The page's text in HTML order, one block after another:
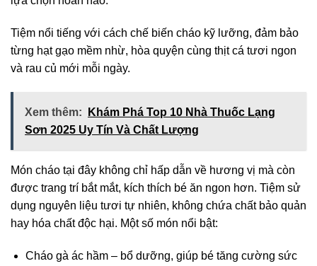
Tiệm nổi tiếng với cách chế biến cháo kỹ lưỡng, đảm bảo
từng hạt gạo mềm nhừ, hòa quyện cùng thịt cá tươi ngon
và rau củ mới mỗi ngày.
Xem thêm:
Khám Phá Top 10 Nhà Thuốc Lạng
Sơn 2025 Uy Tín Và Chất Lượng
Món cháo tại đây không chỉ hấp dẫn về hương vị mà còn
được trang trí bắt mắt, kích thích bé ăn ngon hơn. Tiệm sử
dụng nguyên liệu tươi tự nhiên, không chứa chất bảo quản
hay hóa chất độc hại. Một số món nổi bật:
Cháo gà ác hầm – bổ dưỡng, giúp bé tăng cường sức